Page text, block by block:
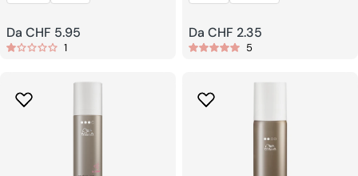
Prezzo
regolare
Da CHF 5.95
1
Prezzo
regolare
Da CHF 2.35
5